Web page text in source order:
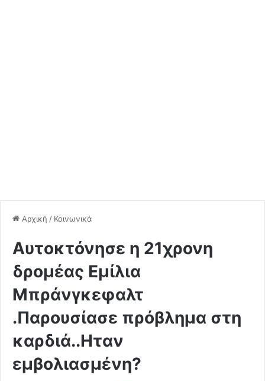
Αρχική / Κοινωνικά
Αυτοκτόνησε η 21χρονη
δρομέας Εμίλια
Μπράνγκεφαλτ
.Παρουσίασε πρόβλημα στη
καρδιά..Ηταν
εμβολιασμένη?